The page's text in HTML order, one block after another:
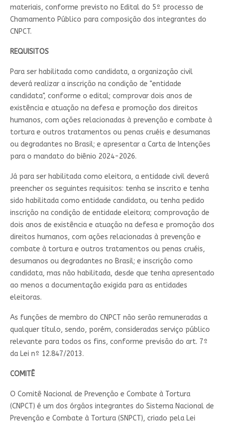
materiais, conforme previsto no Edital do 5º processo de
Chamamento Público para composição dos integrantes do
CNPCT.
REQUISITOS
Para ser habilitada como candidata, a organização civil
deverá realizar a inscrição na condição de "entidade
candidata", conforme o edital; comprovar dois anos de
existência e atuação na defesa e promoção dos direitos
humanos, com ações relacionadas à prevenção e combate à
tortura e outros tratamentos ou penas cruéis e desumanas
ou degradantes no Brasil; e apresentar a Carta de Intenções
para o mandato do biênio 2024-2026.
Já para ser habilitada como eleitora, a entidade civil deverá
preencher os seguintes requisitos: tenha se inscrito e tenha
sido habilitada como entidade candidata, ou tenha pedido
inscrição na condição de entidade eleitora; comprovação de
dois anos de existência e atuação na defesa e promoção dos
direitos humanos, com ações relacionadas à prevenção e
combate à tortura e outros tratamentos ou penas cruéis,
desumanos ou degradantes no Brasil; e inscrição como
candidata, mas não habilitada, desde que tenha apresentado
ao menos a documentação exigida para as entidades
eleitoras.
As funções de membro do CNPCT não serão remuneradas a
qualquer título, sendo, porém, consideradas serviço público
relevante para todos os fins, conforme previsão do art. 7º
da Lei nº 12.847/2013.
COMITÊ
O Comitê Nacional de Prevenção e Combate à Tortura
(CNPCT) é um dos órgãos integrantes do Sistema Nacional de
Prevenção e Combate à Tortura (SNPCT), criado pela Lei